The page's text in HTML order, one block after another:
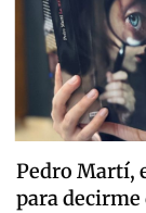
Pedro Martí,
para